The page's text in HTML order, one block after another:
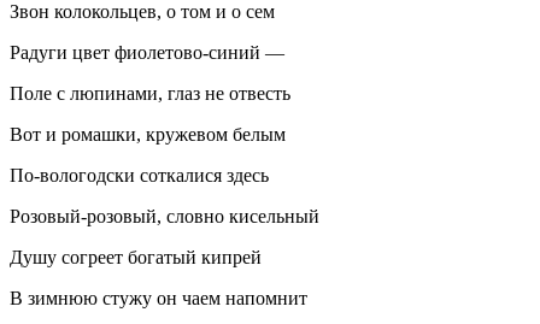
Звон колокольцев, о том и о сем
Радуги цвет фиолетово-синий —
Поле с люпинами, глаз не отвесть
Вот и ромашки, кружевом белым
По-вологодски соткалися здесь
Розовый-розовый, словно кисельный
Душу согреет богатый кипрей
В зимнюю стужу он чаем напомнит